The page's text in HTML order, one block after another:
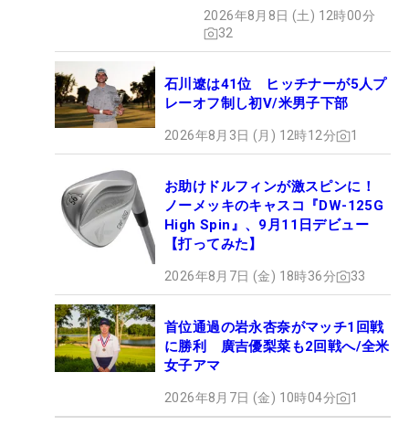
2026年8月8日 (土) 12時00分
32
石川遼は41位 ヒッチナーが5人プ
レーオフ制し初V/米男子下部
2026年8月3日 (月) 12時12分 1
お助けドルフィンが激スピンに！
ノーメッキのキャスコ『DW-125G
High Spin』、9月11日デビュー
【打ってみた】
2026年8月7日 (金) 18時36分 33
首位通過の岩永杏奈がマッチ1回戦
に勝利 廣吉優梨菜も2回戦へ/全米
女子アマ
2026年8月7日 (金) 10時04分 1